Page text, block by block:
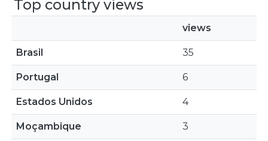
Top country views
views
Brasil 35
Portugal 6
Estados Unidos 4
Moçambique 3